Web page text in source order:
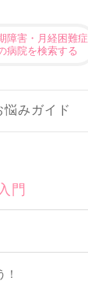
障害・月経困難症
病院を検索する
悩みガイド
門
！